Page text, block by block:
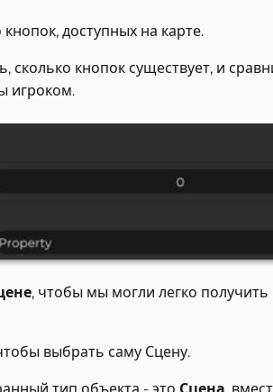
доступных на карте.
кнопок существует, и
игроком.
, чтобы мы могли легко получить
выбрать саму Сцену.